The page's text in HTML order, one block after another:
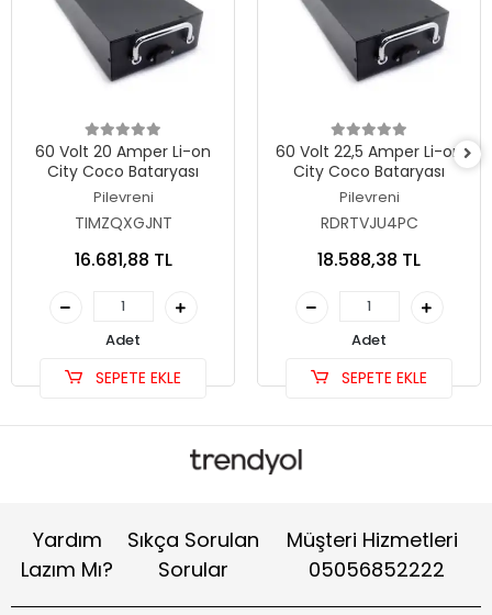
60 Volt 20 Amper Li-on
City Coco Bataryası
Pilevreni
TIMZQXGJNT
16.681,88 TL
Adet
SEPETE EKLE
60 Volt 22,5 Amper Li-on
City Coco Bataryası
Pilevreni
RDRTVJU4PC
18.588,38 TL
Adet
SEPETE EKLE
Yardım
Lazım Mı?
Sıkça Sorulan
Sorular
Müşteri Hizmetleri
05056852222